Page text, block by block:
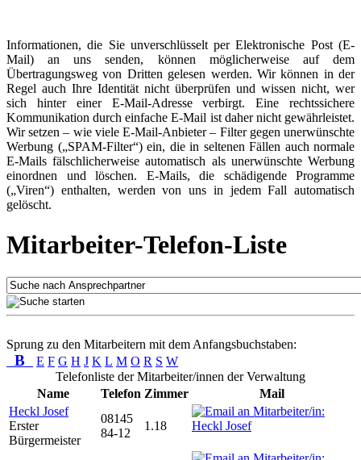
Informationen, die Sie unverschlüsselt per Elektronische Post (E-
Mail) an uns senden, können möglicherweise auf dem
Übertragungsweg von Dritten gelesen werden. Wir können in der
Regel auch Ihre Identität nicht überprüfen und wissen nicht, wer
sich hinter einer E-Mail-Adresse verbirgt. Eine rechtssichere
Kommunikation durch einfache E-Mail ist daher nicht gewährleistet.
Wir setzen – wie viele E-Mail-Anbieter – Filter gegen unerwünschte
Werbung („SPAM-Filter“) ein, die in seltenen Fällen auch normale
E-Mails fälschlicherweise automatisch als unerwünschte Werbung
einordnen und löschen. E-Mails, die schädigende Programme
(„Viren“) enthalten, werden von uns in jedem Fall automatisch
gelöscht.
Mitarbeiter-Telefon-Liste
Sprung zu den Mitarbeitern mit dem Anfangsbuchstaben:
B E F G H J K L M O R S W
Telefonliste der Mitarbeiter/innen der Verwaltung
Name
Telefon Zimmer
Mail
Heckl Josef
Erster
Bürgermeister
08145
84-12
1.18